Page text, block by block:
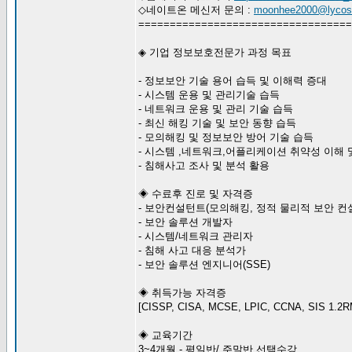
◇네이트온 메신저 문의 :
◈ 기업 정보보호전문가 과정 목표
- 정보보안 기술 용어 습득 및 이해력 증대
- 시스템 운용 및 관리기술 습득
- 네트워크 운용 및 관리 기술 습득
- 최신 해킹 기술 및 보안 동향 습득
- 모의해킹 및 정보보안 방어 기술 습득
- 시스템 ,네트워크,어플리케이션 취약성 이해
- 침해사고 조사 및 분석 활용
◈ 수료후 진로 및 자격증
- 보안컨설턴트(모의해킹, 정적 물리적 보안 컨
- 보안 솔루션 개발자
- 시스템/네트워크 관리자
- 침해 사고 대응 분석가
- 보안 솔루션 엔지니어(SSE)
◈ 취득가능 자격증
[CISSP, CISA, MCSE, LPIC, CCNA, SIS
◈ 교육기간
3~4개월 - 평일반/ 주말반 선택수강